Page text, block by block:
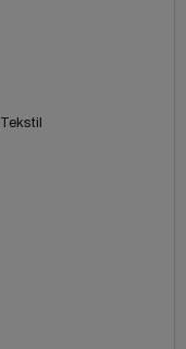
Tekstil